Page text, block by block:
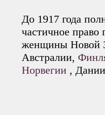
До 1917 года
частичное право
женщины Новой
Австралии,
Норвегии ,